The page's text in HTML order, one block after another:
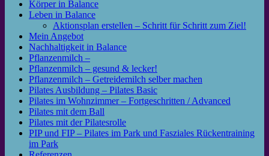
Körper in Balance
Leben in Balance
Aktionsplan erstellen – Schritt für Schritt zum Ziel!
Mein Angebot
Nachhaltigkeit in Balance
Pflanzenmilch –
Pflanzenmilch – gesund & lecker!
Pflanzenmilch – Getreidemilch selber machen
Pilates Ausbildung – Pilates Basic
Pilates im Wohnzimmer – Fortgeschritten / Advanced
Pilates mit dem Ball
Pilates mit der Pilatesrolle
PIP und FIP – Pilates im Park und Fasziales Rückentraining
im Park